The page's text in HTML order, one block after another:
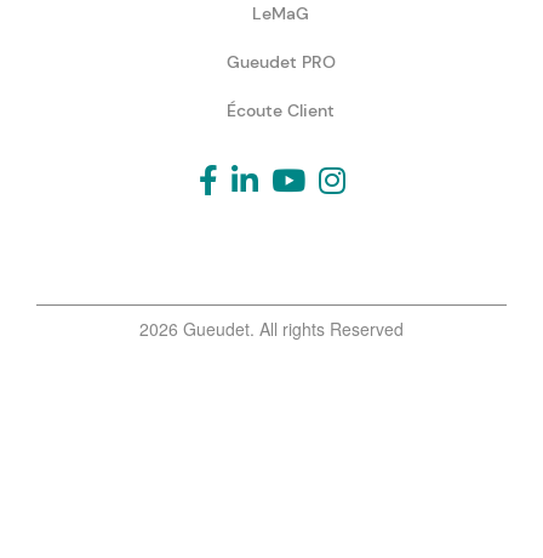
LeMaG
Gueudet PRO
Écoute Client
2026 Gueudet. All rights Reserved